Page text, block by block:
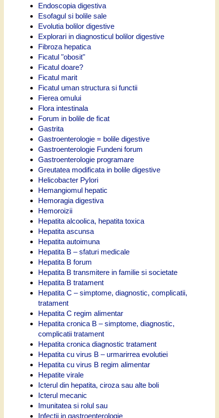
Endoscopia digestiva
Esofagul si bolile sale
Evolutia bolilor digestive
Explorari in diagnosticul bolilor digestive
Fibroza hepatica
Ficatul "obosit"
Ficatul doare?
Ficatul marit
Ficatul uman structura si functii
Fierea omului
Flora intestinala
Forum in bolile de ficat
Gastrita
Gastroenterologie = bolile digestive
Gastroenterologie Fundeni forum
Gastroenterologie programare
Greutatea modificata in bolile digestive
Helicobacter Pylori
Hemangiomul hepatic
Hemoragia digestiva
Hemoroizii
Hepatita alcoolica, hepatita toxica
Hepatita ascunsa
Hepatita autoimuna
Hepatita B – sfaturi medicale
Hepatita B forum
Hepatita B transmitere in familie si societate
Hepatita B tratament
Hepatita C – simptome, diagnostic, complicatii,
tratament
Hepatita C regim alimentar
Hepatita cronica B – simptome, diagnostic,
complicatii tratament
Hepatita cronica diagnostic tratament
Hepatita cu virus B – urmarirrea evolutiei
Hepatita cu virus B regim alimentar
Hepatite virale
Icterul din hepatita, ciroza sau alte boli
Icterul mecanic
Imunitatea si rolul sau
Infectii in gastroenterologie